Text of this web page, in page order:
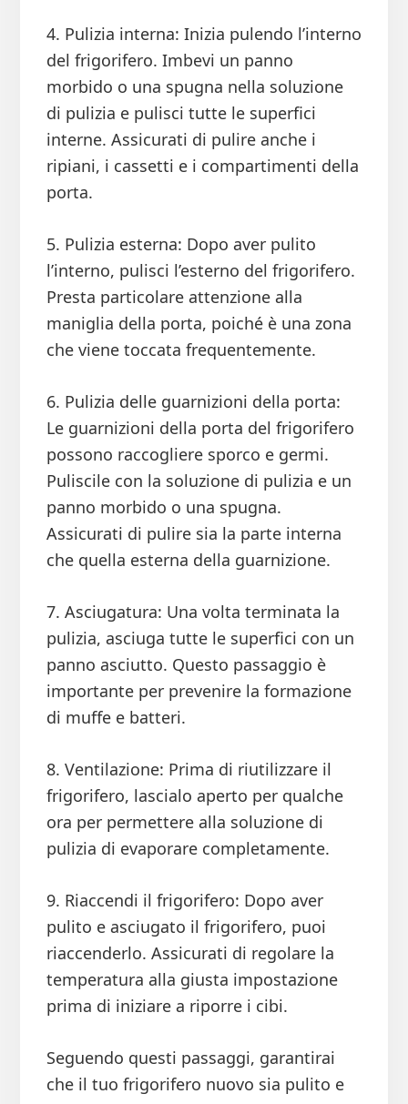
4. Pulizia interna: Inizia pulendo l’interno
del frigorifero. Imbevi un panno
morbido o una spugna nella soluzione
di pulizia e pulisci tutte le superfici
interne. Assicurati di pulire anche i
ripiani, i cassetti e i compartimenti della
porta.
5. Pulizia esterna: Dopo aver pulito
l’interno, pulisci l’esterno del frigorifero.
Presta particolare attenzione alla
maniglia della porta, poiché è una zona
che viene toccata frequentemente.
6. Pulizia delle guarnizioni della porta:
Le guarnizioni della porta del frigorifero
possono raccogliere sporco e germi.
Puliscile con la soluzione di pulizia e un
panno morbido o una spugna.
Assicurati di pulire sia la parte interna
che quella esterna della guarnizione.
7. Asciugatura: Una volta terminata la
pulizia, asciuga tutte le superfici con un
panno asciutto. Questo passaggio è
importante per prevenire la formazione
di muffe e batteri.
8. Ventilazione: Prima di riutilizzare il
frigorifero, lascialo aperto per qualche
ora per permettere alla soluzione di
pulizia di evaporare completamente.
9. Riaccendi il frigorifero: Dopo aver
pulito e asciugato il frigorifero, puoi
riaccenderlo. Assicurati di regolare la
temperatura alla giusta impostazione
prima di iniziare a riporre i cibi.
Seguendo questi passaggi, garantirai
che il tuo frigorifero nuovo sia pulito e